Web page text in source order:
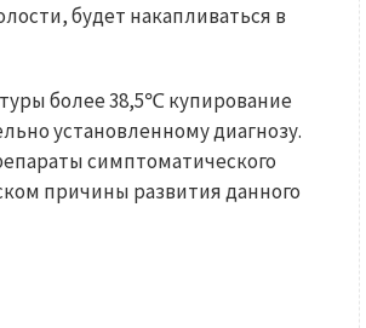
будет накапливаться в
более 38,5℃ купирование
установленному диагнозу.
симптоматического
причины развития данного